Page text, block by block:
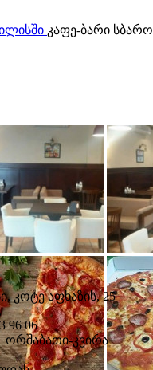
კაფე-ბარი სბარო
კოტე აფხაზის, 25
96 06
ორშაბათი-კვირა